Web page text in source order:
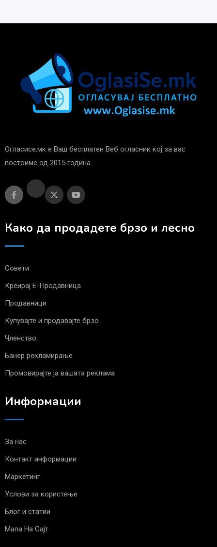
Огласисе.мк е Ваш бесплатен Веб огласник кој за вас
постоиме од 2015 година.
Како да продадете брзо и лесно
Совети
Креирај Е-Продавница
Продавници
Купувајте и продавајте брзо
Членство
Банер рекламирање
Промовирајте ја вашата реклама
Информации
За нас
Контакт информации
Маркетинг
Услови за користење
Блог и статии
Мапа На Сајт